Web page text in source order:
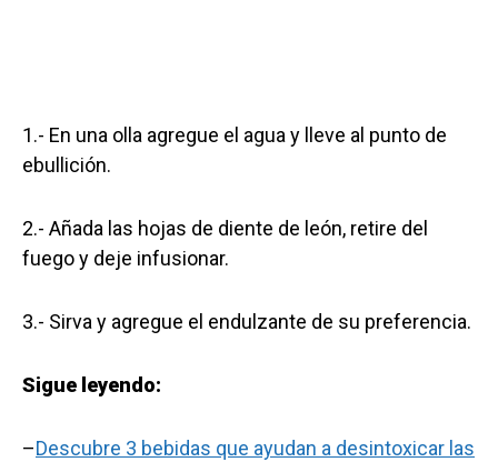
1.- En una olla agregue el agua y lleve al punto de
ebullición.
2.- Añada las hojas de diente de león, retire del
fuego y deje infusionar.
3.- Sirva y agregue el endulzante de su preferencia.
Sigue leyendo:
–Descubre 3 bebidas que ayudan a desintoxicar las